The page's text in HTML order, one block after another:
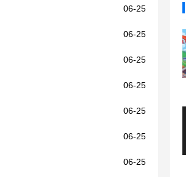
06-25
06-25
06-25
06-25
06-25
06-25
06-25